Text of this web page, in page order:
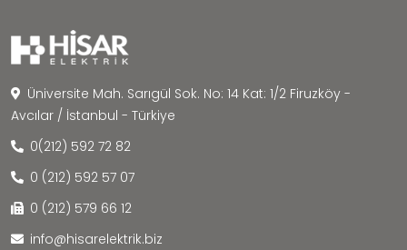
Üniversite Mah. Sarıgül Sok. No: 14 Kat: 1/2 Firuzköy -
Avcılar / İstanbul - Türkiye
0(212) 592 72 82
0 (212) 592 57 07
0 (212) 579 66 12
info@hisarelektrik.biz